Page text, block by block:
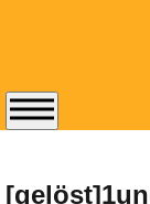
Abonnieren